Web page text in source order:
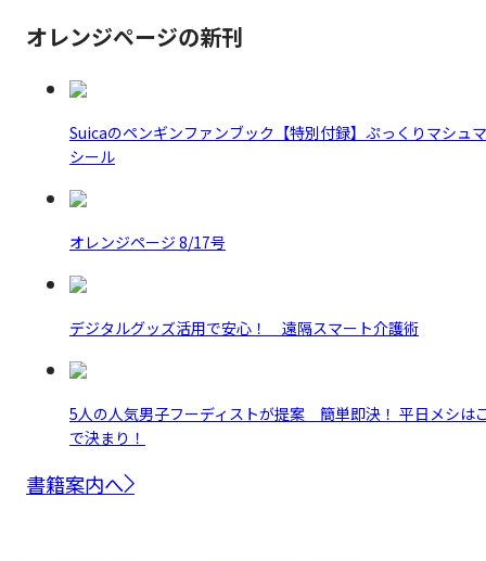
オレンジページの新刊
Suicaのペンギンファンブック【特別付録】ぷっくりマシュ
シール
オレンジページ 8/17号
デジタルグッズ活用で安心！ 遠隔スマート介護術
5人の人気男子フーディストが提案 簡単即決！ 平日メシは
で決まり！
書籍案内へ